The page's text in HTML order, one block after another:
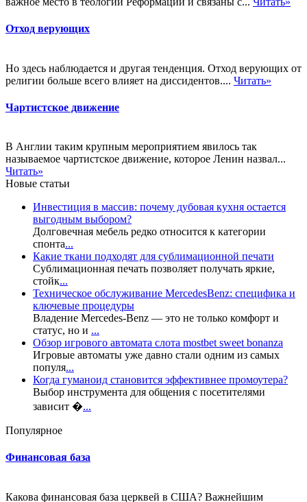
Отход верующих
Но здесь наблюдается и другая тенденция. Отход верующих от
религии больше всего влияет на диссидентов.... Читать»
Чартистское движение
В Англии таким крупным мероприятием явилось так
называемое чартистское движение, которое Ленин назвал...
Читать»
Новые статьи
Инвестиция в массив: почему дубовая кухня остается
выгодным выбором?
Долговечная мебель редко относится к категории
спонта...
Какие ткани подходят для сублимационной печати
Сублимационная печать позволяет получать яркие,
стойк...
Техническое обслуживание MercedesBenz: специфика и
ключевые процедуры
Владение Mercedes-Benz — это не только комфорт и
статус, но и ...
Обзор игрового автомата слота mostbet sweet bonanza
Игровые автоматы уже давно стали одним из самых
популя...
Когда гуманоид становится эффективнее промоутера?
Выбор инструмента для общения с посетителями
зависит �...
Популярное
Финансовая база
Какова финансовая база церквей в США? Важнейшим